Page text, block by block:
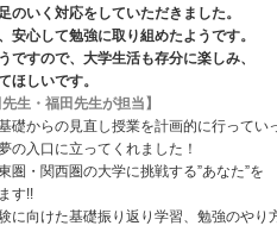
いく対応をしていただきました。
心して勉強に取り組めたようです。
すので、大学生活も存分に楽しみ、
ほしいです。
生・福田先生が担当】
礎からの見直し授業を計画的に行ってい
の入口に立ってくれました！
圏・関西圏の大学に挑戦する”あなた”を
す!!
に向けた基礎振り返り学習、勉強のやり